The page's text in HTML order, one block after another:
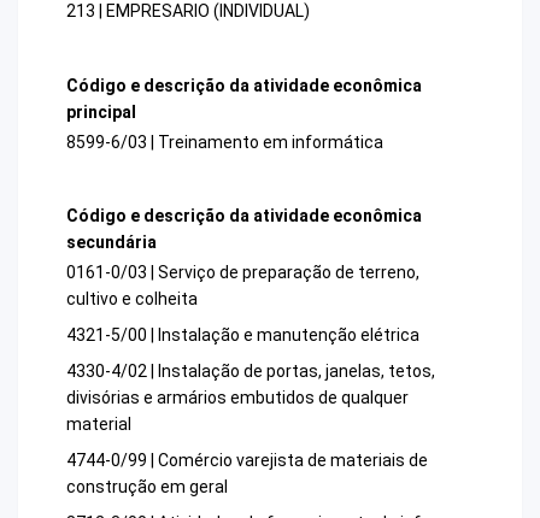
213 | EMPRESARIO (INDIVIDUAL)
Código e descrição da atividade econômica
principal
8599-6/03 | Treinamento em informática
Código e descrição da atividade econômica
secundária
0161-0/03 | Serviço de preparação de terreno,
cultivo e colheita
4321-5/00 | Instalação e manutenção elétrica
4330-4/02 | Instalação de portas, janelas, tetos,
divisórias e armários embutidos de qualquer
material
4744-0/99 | Comércio varejista de materiais de
construção em geral